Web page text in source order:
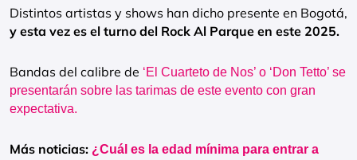
Distintos artistas y shows han dicho presente en Bogotá,
y esta vez es el turno del Rock Al Parque en este 2025.
Bandas del calibre de ‘El Cuarteto de Nos’ o ‘Don Tetto’ se
presentarán sobre las tarimas de este evento con gran
expectativa.
Más noticias: ¿Cuál es la edad mínima para entrar a